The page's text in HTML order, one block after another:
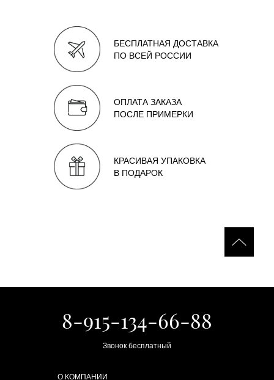
БЕСПЛАТНАЯ ДОСТАВКА
ПО ВСЕЙ РОССИИ
ОПЛАТА ЗАКАЗА
ПОСЛЕ ПРИМЕРКИ
КРАСИВАЯ УПАКОВКА
В ПОДАРОК
8-915-134-66-88
Звонок бесплатный
О КОМПАНИИ